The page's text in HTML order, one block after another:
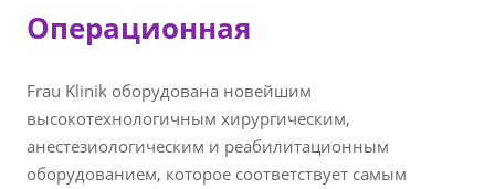
Операционная
Frau Klinik оборудована новейшим
высокотехнологичным хирургическим,
анестезиологическим и реабилитационным
оборудованием, которое соответствует самым